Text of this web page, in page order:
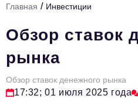
HR
Персона номера
Юридический практикум
Главная / Инвестиции
Обзор ставок
рынка
Обзор ставок денежного рынка
17:32; 01 июля 2025 года